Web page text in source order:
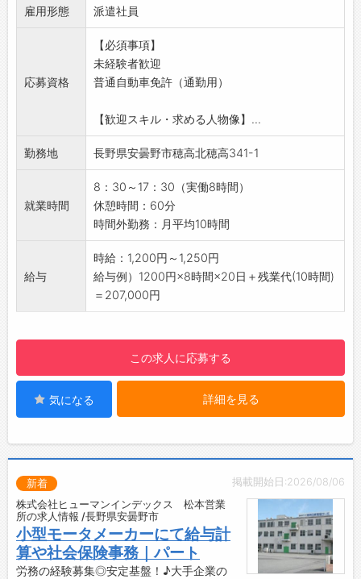
☆
との調整業務）
・伝票の取りまとめ、整理業務
・部材の運搬作業
【ポイント】
大手、グループ会社での就業！
つながる環境です
【未経験でも相談可！】
直接雇用の可能性があります◎
・作業�
※上履きのみ、自身で準備していただきます。
【設備】
・駐車場（300円/月：個人負担あり）
・ロッカー
・更衣室
◆時間単位年休制度あり！
有給休暇は1時間分、2時間分と時間単位でも取
☆----------------------------------------
◆給与前払い制度あり！
勤務実績に応じて、給与前払いが可能です◎
☆----------------------------------------
☆
◆ご不明点はいつでもご相談ください！
即日対応!!フォロー体制もバッチリ
雇用形態 派遣社員
応募資格
【必須事項】
未経験者歓迎
普通自動車免許（通勤用）
【歓迎スキル・求める人物像】...
勤務地 長野県安曇野市穂高北穂高341-1
就業時間
8：30～17：30（実働8時間）
休憩時間：60分
時間外勤務：月平均10時間
給与
時給：1,200円～1,250円
給与例）1200円×8時間×20日＋残業代(10時間)
＝207,000円
この求人に応募する
気になる 詳細を見る
掲載開始日:2026/08/06
新着
株式会社ヒューマンインデックス 松本営業
所の求人情報 /長野県安曇野市
小型モータメーカーにて給与計
算や社会保険事務｜パート
労務の経験募集◎安定基盤！♪大手企業の